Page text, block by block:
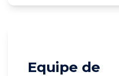
Equipe de